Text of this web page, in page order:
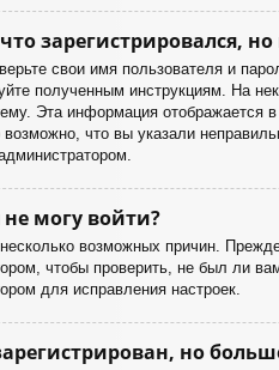
зарегистрировался,
свои имя пользователя и
полученным инструкциям. На
Эта информация отображается
возможно, что вы указали
могу войти?
возможных причин.
чтобы проверить, не был ли
для исправления настроек.
но